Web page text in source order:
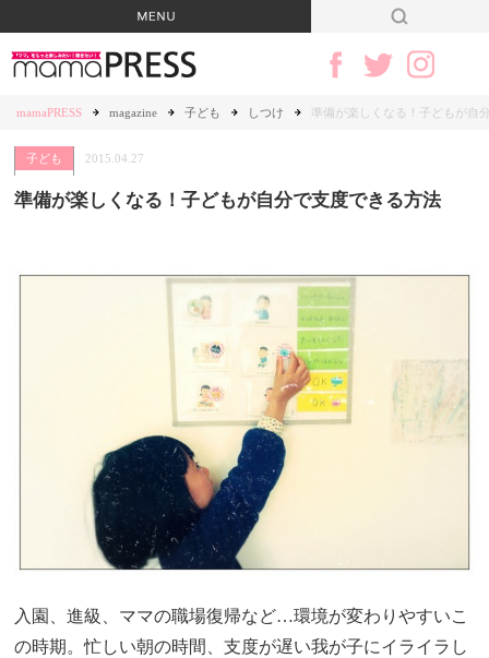
mamaPRESS magazine 子ども しつけ 準備が楽しくなる！子どもが自
子ども 2015.04.27
準備が楽しくなる！子どもが自分で支度できる方法
入園、進級、ママの職場復帰など…環境が変わりやすいこ
の時期。忙しい朝の時間、支度が遅い我が子にイライラし